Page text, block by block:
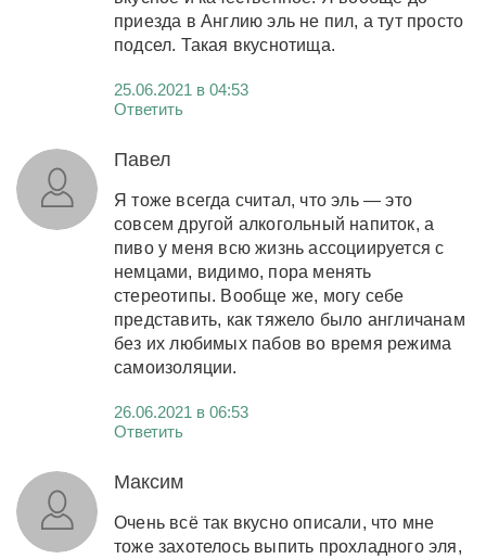
приезда в Англию эль не пил, а тут просто
подсел. Такая вкуснотища.
25.06.2021 в 04:53
Ответить
Павел
Я тоже всегда считал, что эль — это
совсем другой алкогольный напиток, а
пиво у меня всю жизнь ассоциируется с
немцами, видимо, пора менять
стереотипы. Вообще же, могу себе
представить, как тяжело было англичанам
без их любимых пабов во время режима
самоизоляции.
26.06.2021 в 06:53
Ответить
Максим
Очень всё так вкусно описали, что мне
тоже захотелось выпить прохладного эля,